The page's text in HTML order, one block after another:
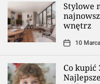
Stylowe
wnętrz
10
Co